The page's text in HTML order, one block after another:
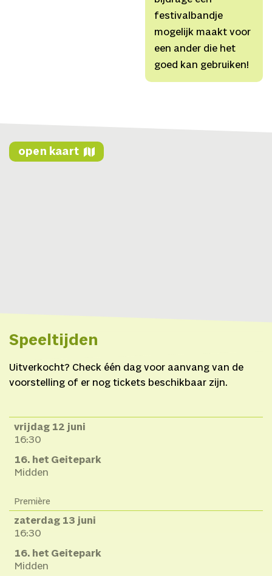
festivalbandje
mogelijk maakt voor
een ander die het
goed kan gebruiken!
open kaart
Speeltijden
Uitverkocht? Check één dag voor aanvang van de
voorstelling of er nog tickets beschikbaar zijn.
vrijdag 12 juni
16:30
16. het Geitepark
Midden
Première
zaterdag 13 juni
16:30
16. het Geitepark
Midden